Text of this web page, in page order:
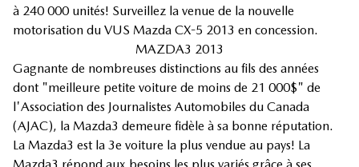
à 240 000 unités! Surveillez la venue de la nouvelle
motorisation du VUS Mazda CX-5 2013 en concession.
MAZDA3 2013
Gagnante de nombreuses distinctions au fils des années
dont "meilleure petite voiture de moins de 21 000$" de
l'Association des Journalistes Automobiles du Canada
(AJAC), la Mazda3 demeure fidèle à sa bonne réputation.
La Mazda3 est la 3e voiture la plus vendue au pays! La
Mazda3 répond aux besoins les plus variés grâce à ses